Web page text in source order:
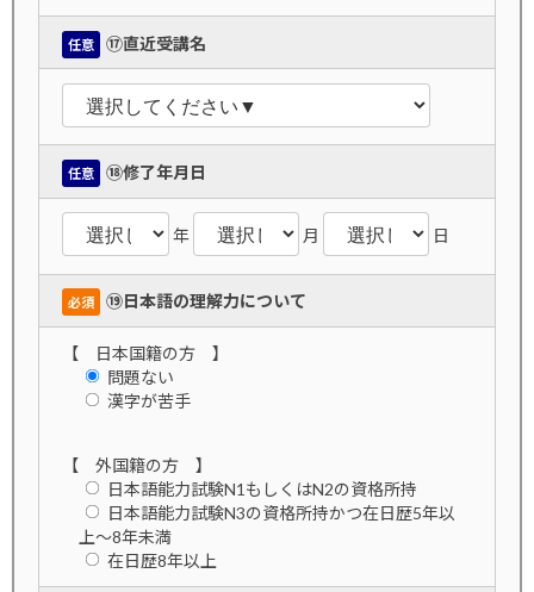
任意 ⑰直近受講名
任意 ⑱修了年月日
年 月 日
必須 ⑲日本語の理解力について
【 日本国籍の方 】
問題ない
漢字が苦手
【 外国籍の方 】
日本語能力試験N1もしくはN2の資格所持
日本語能力試験N3の資格所持かつ在日歴5年以
上～8年未満
在日歴8年以上